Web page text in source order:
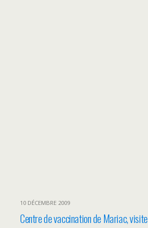
10 DÉCEMBRE 2009
Centre de vaccination de Mariac, visite